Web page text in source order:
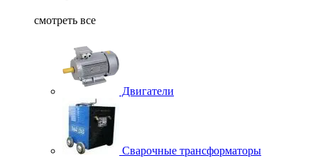
смотреть все
Двигатели
Сварочные трансформаторы